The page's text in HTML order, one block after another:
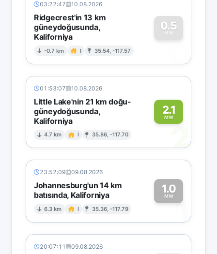
03:22:47 10.08.2026
Ridgecrest'in 13 km
güneydoğusunda,
Kaliforniya
-0.7 km I 35.54, -117.57
0.5
MW
0
01:53:07 10.08.2026
Little Lake'nin 21 km doğu-
güneydoğusunda,
Kaliforniya
4.7 km I 35.86, -117.70
2.1
MW
2
23:52:09 09.08.2026
Johannesburg'un 14 km
batısında, Kaliforniya
6.3 km I 35.36, -117.79
1.0
MW1
20:07:11 09.08.2026